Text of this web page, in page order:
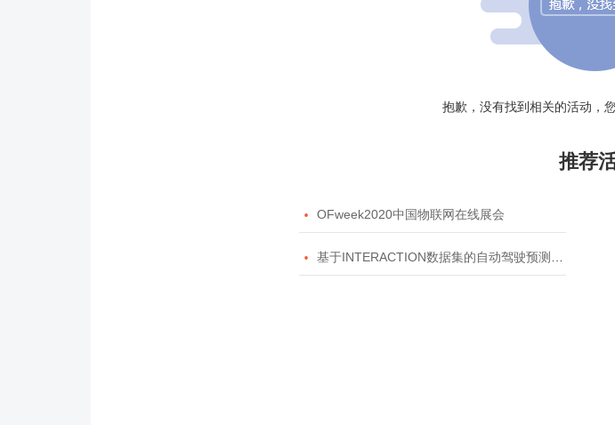
抱歉，没有找到相关的活动，
推荐
 OFweek2020中国物联网在线展会
 基于INTERACTION数据集的自动驾驶预测模型挑战赛